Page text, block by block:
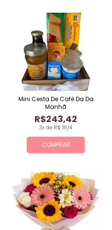
COMPRAR
3x de R$ 81,14
R$243,42
Mini Cesta De Café Da Da
Manhã